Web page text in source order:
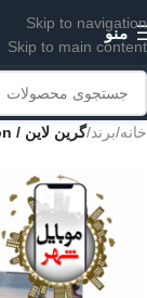
Skip to navigation
Skip to main content
منو
خانه برند گرین لاین / Green Lion